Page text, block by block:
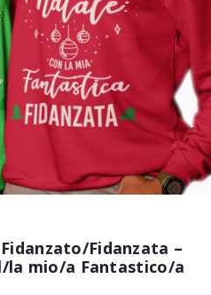
Fidanzata –
la mio/a Fantastico/a